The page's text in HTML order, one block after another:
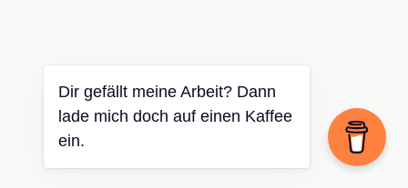
Dir gefällt meine Arbeit? Dann
lade mich doch auf einen Kaffee
ein.